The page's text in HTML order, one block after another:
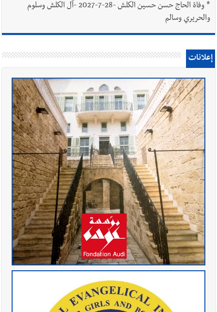
*
وفاة الحاج حسن حسين الكلش -28-7-2027 -آل الكلش وسلوم
والحريري وسالم
إعلانات